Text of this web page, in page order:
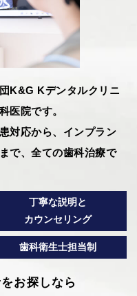
K&G Kデンタルクリニ
医院です。
対応から、インプラン
で、全ての歯科治療で
丁寧な説明と
カウンセリング
歯科衛生士担当制
お探しなら